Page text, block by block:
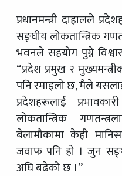
प्रधानमन्त्री दाहालले
सङ्घीय लोकतान्त्रिक
भवनले सहयोग पुग्ने
“प्रदेश प्रमुख र
पनि रमाइलो छ, मैले
प्रदेशहरूलाई
लोकतान्त्रिक
बेलामौकामा केही
जवाफ पनि हो । जुन
अघि बढेको छ ।”